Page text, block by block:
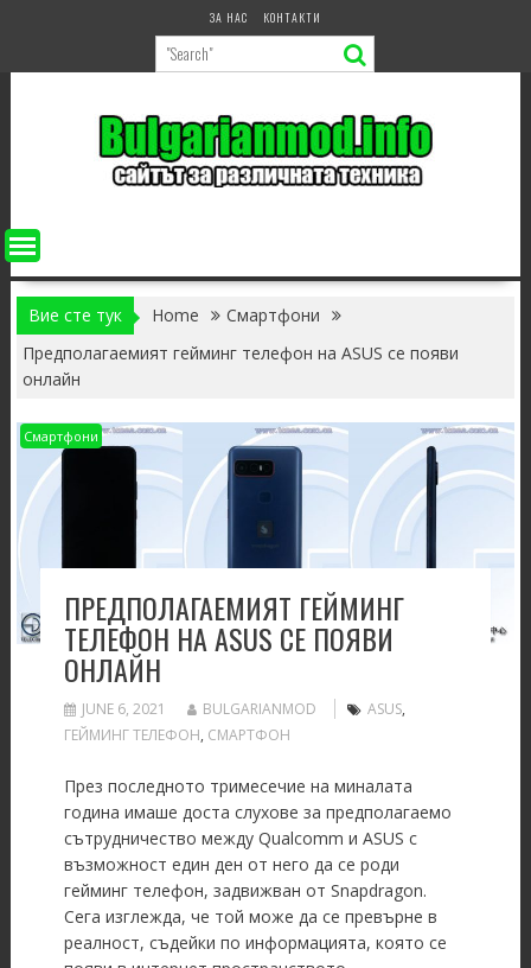
ЗА НАС КОНТАКТИ
Вие сте тук Home
Смартфони
Предполагаемият гейминг телефон на ASUS се появи
онлайн
Смартфони
ПРЕДПОЛАГАЕМИЯТ ГЕЙМИНГ
ТЕЛЕФОН НА ASUS СЕ ПОЯВИ
ОНЛАЙН
JUNE 6, 2021 BULGARIANMOD ASUS,
ГЕЙМИНГ ТЕЛЕФОН, СМАРТФОН
През последното тримесечие на миналата
година имаше доста слухове за предполагаемо
сътрудничество между Qualcomm и ASUS с
възможност един ден от него да се роди
гейминг телефон, задвижван от Snapdragon.
Сега изглежда, че той може да се превърне в
реалност, съдейки по информацията, която се